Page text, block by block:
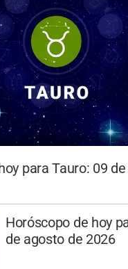
para Tauro: 09
Horóscopo de hoy
de agosto de 2026